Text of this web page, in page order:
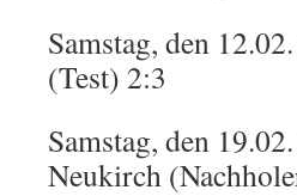
Samstag, den
(Test) 2:3
Samstag, den
Neukirch